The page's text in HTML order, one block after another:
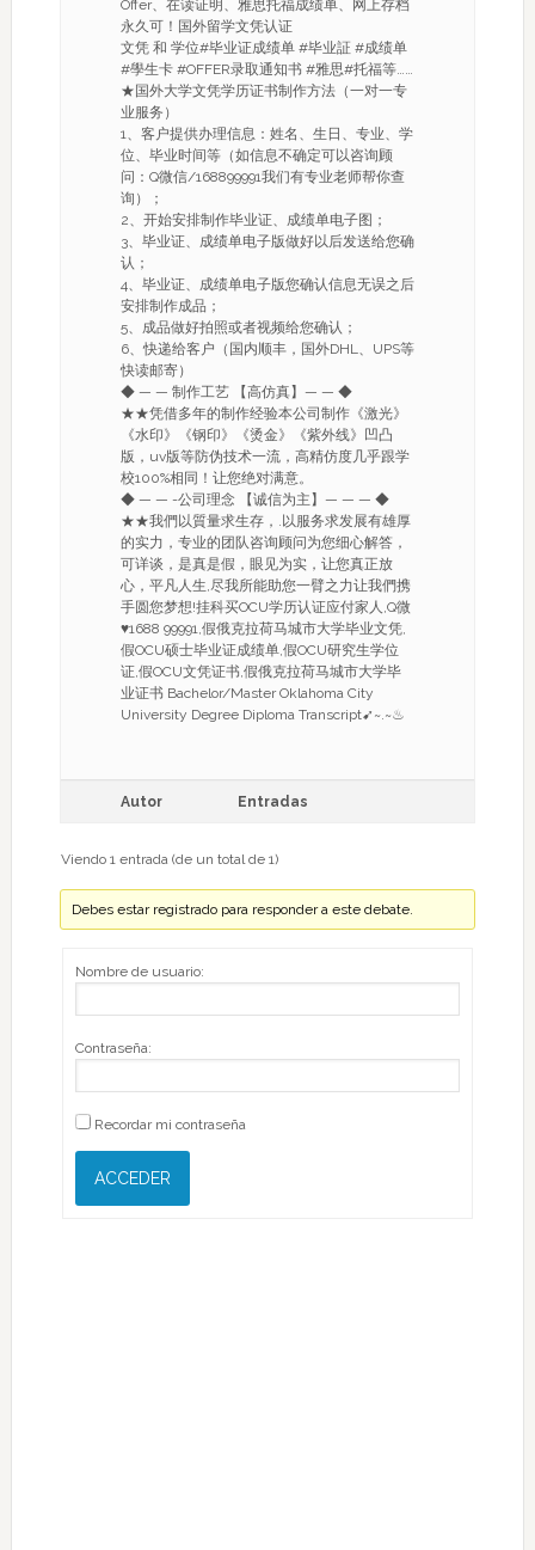
Offer、在读证明、雅思托福成绩单、网上存档
永久可！国外留学文凭认证
文凭 和 学位#毕业证成绩单 #毕业証 #成绩单
#學生卡 #OFFER录取通知书 #雅思#托福等……
★国外大学文凭学历证书制作方法（一对一专
业服务）
1、客户提供办理信息：姓名、生日、专业、学
位、毕业时间等（如信息不确定可以咨询顾
问：Q微信/168899991我们有专业老师帮你查
询）；
2、开始安排制作毕业证、成绩单电子图；
3、毕业证、成绩单电子版做好以后发送给您确
认；
4、毕业证、成绩单电子版您确认信息无误之后
安排制作成品；
5、成品做好拍照或者视频给您确认；
6、快递给客户（国内顺丰，国外DHL、UPS等
快读邮寄）
◆ — — 制作工艺 【高仿真】— — ◆
★★凭借多年的制作经验本公司制作《激光》
《水印》《钢印》《烫金》《紫外线》凹凸
版，uv版等防伪技术一流，高精仿度几乎跟学
校100%相同！让您绝对满意。
◆ — — -公司理念 【诚信为主】— — — ◆
★★我們以質量求生存，.以服务求发展有雄厚
的实力，专业的团队咨询顾问为您细心解答，
可详谈，是真是假，眼见为实，让您真正放
心，平凡人生,尽我所能助您一臂之力让我們携
手圆您梦想!挂科买OCU学历认证应付家人,Q微
♥1688 99991,假俄克拉荷马城市大学毕业文凭,
假OCU硕士毕业证成绩单,假OCU研究生学位
证,假OCU文凭证书,假俄克拉荷马城市大学毕
业证书 Bachelor/Master Oklahoma City
University Degree Diploma Transcript➹~.~♨
Autor Entradas
Viendo 1 entrada (de un total de 1)
Debes estar registrado para responder a este debate.
Nombre de usuario:
Contraseña:
Recordar mi contraseña
ACCEDER